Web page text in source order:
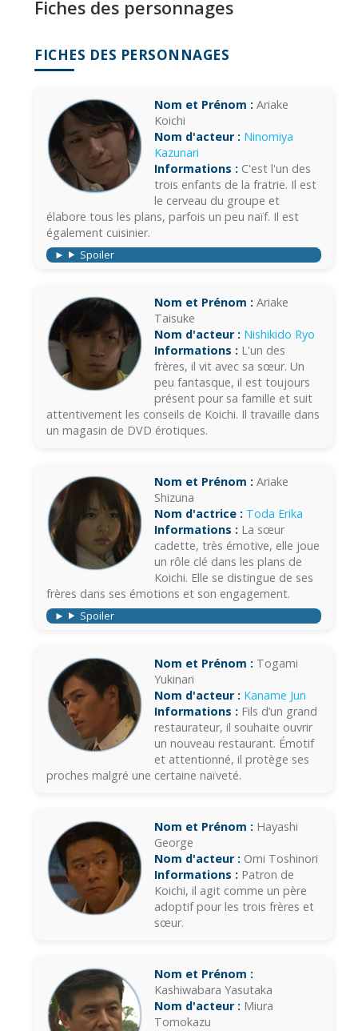
Fiches des personnages
FICHES DES PERSONNAGES
Nom et Prénom : Ariake
Koichi
Nom d'acteur : Ninomiya
Kazunari
Informations : C'est l'un des
trois enfants de la fratrie. Il est
le cerveau du groupe et
élabore tous les plans, parfois un peu naïf. Il est
également cuisinier.
Spoiler
Nom et Prénom : Ariake
Taisuke
Nom d'acteur : Nishikido Ryo
Informations : L'un des
frères, il vit avec sa sœur. Un
peu fantasque, il est toujours
présent pour sa famille et suit
attentivement les conseils de Koichi. Il travaille dans
un magasin de DVD érotiques.
Nom et Prénom : Ariake
Shizuna
Nom d'actrice : Toda Erika
Informations : La sœur
cadette, très émotive, elle joue
un rôle clé dans les plans de
Koichi. Elle se distingue de ses
frères dans ses émotions et son engagement.
Spoiler
Nom et Prénom : Togami
Yukinari
Nom d'acteur : Kaname Jun
Informations : Fils d’un grand
restaurateur, il souhaite ouvrir
un nouveau restaurant. Émotif
et attentionné, il protège ses
proches malgré une certaine naïveté.
Nom et Prénom : Hayashi
George
Nom d'acteur : Omi Toshinori
Informations : Patron de
Koichi, il agit comme un père
adoptif pour les trois frères et
sœur.
Nom et Prénom :
Kashiwabara Yasutaka
Nom d'acteur : Miura
Tomokazu